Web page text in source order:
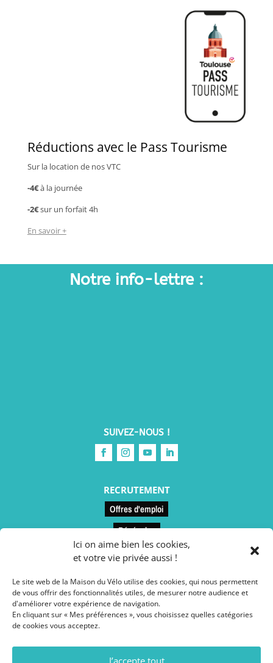
Ici on aime bien les cookies,
et votre vie privée aussi !
Le site web de la Maison du Vélo utilise des cookies, qui nous permettent
de vous offrir des fonctionnalités utiles, de mesurer notre audience et
d'améliorer votre expérience de navigation.
En cliquant sur « Mes préférences », vous choisissez quelles catégories
de cookies vous acceptez.
J’accepte tout
Réductions avec le Pass Tourisme
Sur la location de nos VTC
-4€à la journée
-2€sur un forfait 4h
En savoir +
Notre info-lettre :
SUIVEZ-NOUS !
RECRUTEMENT
Offres d'emploi
Bénévoles
Contact et accès
Le restaurant